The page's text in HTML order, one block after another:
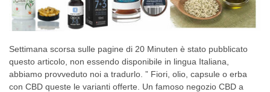
Settimana scorsa sulle pagine di 20 Minuten è stato pubblicato
questo articolo, non essendo disponibile in lingua Italiana,
abbiamo provveduto noi a tradurlo. ” Fiori, olio, capsule o erba
con CBD queste le varianti offerte. Un famoso negozio CBD a